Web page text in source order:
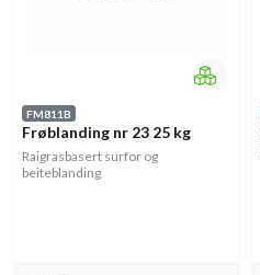
FM811B
Frøblanding nr 23 25 kg
Raigrasbasert surfor og
beiteblanding